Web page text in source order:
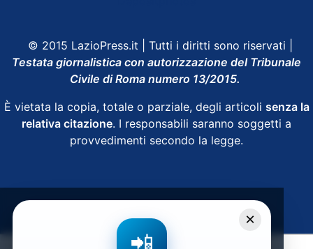
© 2015 LazioPress.it | Tutti i diritti sono riservati |
Testata giornalistica con autorizzazione del Tribunale
Civile di Roma numero 13/2015.
È vietata la copia, totale o parziale, degli articoli senza la
relativa citazione. I responsabili saranno soggetti a
provvedimenti secondo la legge.
×
📲